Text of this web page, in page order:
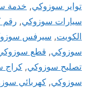
تواير سوزوكي, خدمة
سيارات سوزوكي, رقم
الكويت, سيرفس
سوزوكي, قطع
تصليح سوزوكي, كراج
سوزوكي, كهربائي